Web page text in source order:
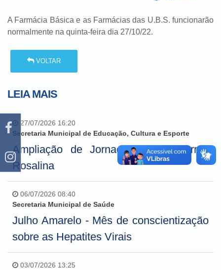
A Farmácia Básica e as Farmácias das U.B.S. funcionarão
normalmente na quinta-feira dia 27/10/22.
VOLTAR
LEIA MAIS
27/07/2026 16:20
Secretaria Municipal de Educação, Cultura e Esporte
Ampliação de Jornada - Escola Irmã
Rosalina
06/07/2026 08:40
Secretaria Municipal de Saúde
Julho Amarelo - Mês de conscientização
sobre as Hepatites Virais
03/07/2026 13:25